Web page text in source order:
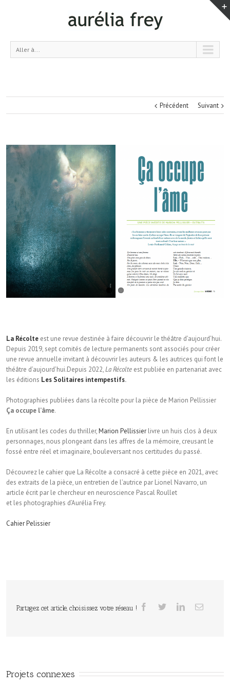
Aller à...
Précédent Suivant
La Récolte est une revue destinée à faire découvrir le théâtre d’aujourd’hui.
Depuis 2019, sept comités de lecture permanents sont associés pour créer
une revue annuelle invitant à découvrir les auteurs & les autrices qui font le
théâtre d’aujourd’hui.Depuis 2022,La Récolte est publiée en partenariat avec
les éditions Les Solitaires intempestifs.
Photographies publiées dans la récolte pour la pièce de Marion Pellissier
Ça occupe l’âme.
En utilisant les codes du thriller,Marion Pellissier livre un huis clos à deux
personnages, nous plongeant dans les affres de la mémoire, creusant le
fossé entre réel et imaginaire, bouleversant nos certitudes du passé.
Découvrez le cahier que La Récolte a consacré à cette pièce en 2021, avec
des extraits de la pièce, un entretien de l’autrice par Lionel Navarro, un
article écrit par le chercheur en neuroscience Pascal Roullet
et les photographies d’Aurélia Frey.
Cahier Pelissier
Partagez cet article, choisissez votre réseau !
Projets connexes